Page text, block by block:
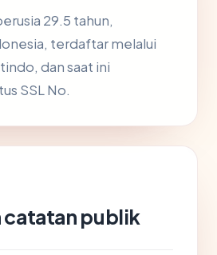
29.5 tahun,
terdaftar melalui
dan saat ini
SSL No.
catatan publik